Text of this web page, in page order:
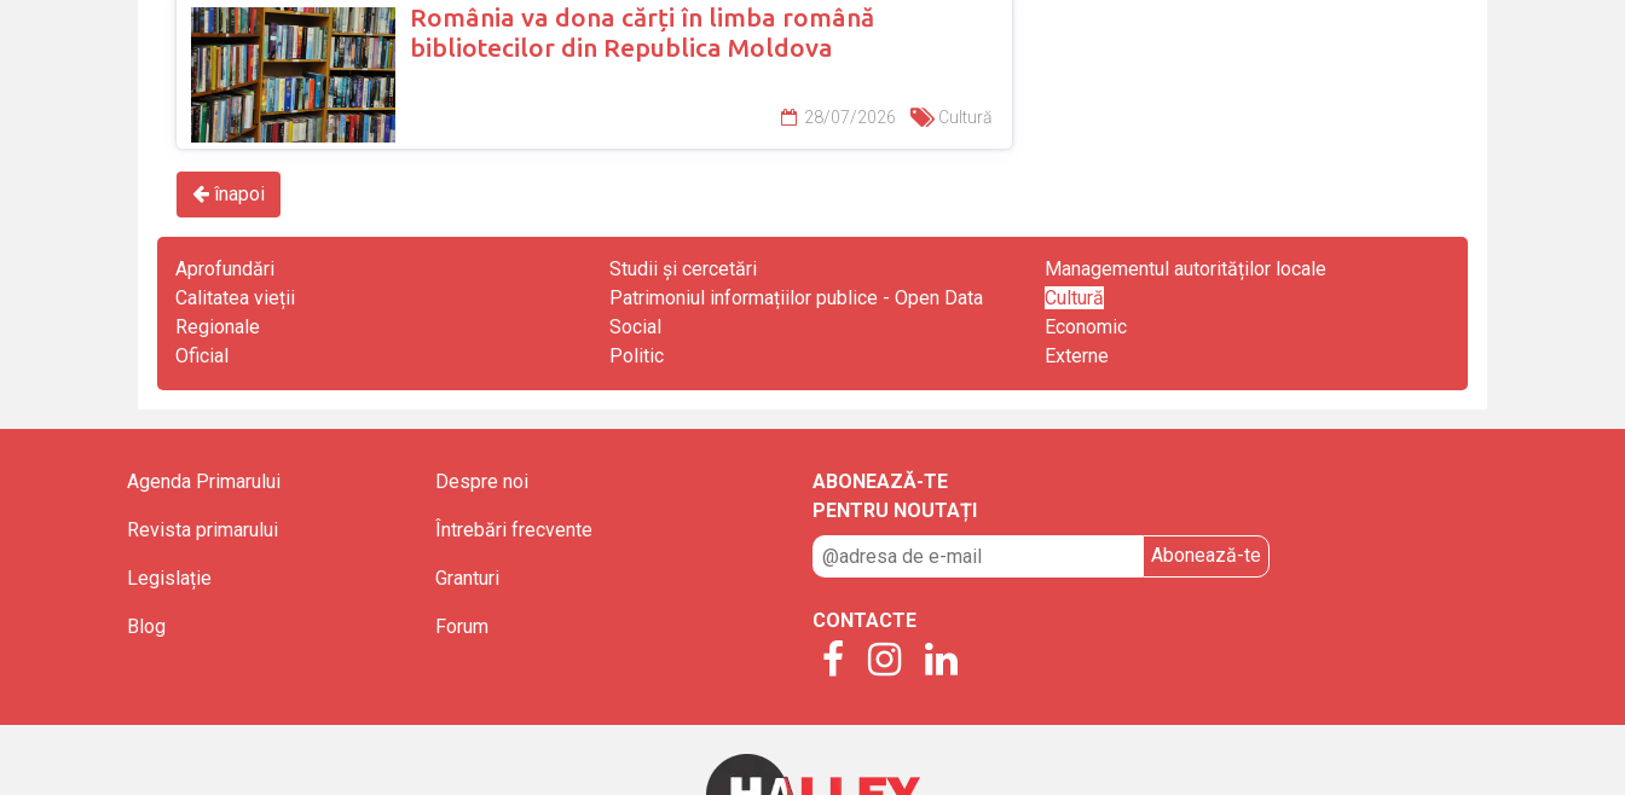
România va dona cărți în limba română
bibliotecilor din Republica Moldova
28/07/2026 Cultură
înapoi
Aprofundări Studii și cercetări
Managementul autorităților locale
Calitatea vieții
Patrimoniul informațiilor publice - Open Data
Cultură
Regionale
Social
Economic
Oficial
Politic Externe
Agenda Primarului Despre noi
Revista primarului Întrebări frecvente
Legislație Granturi
Blog Forum
ABONEAZĂ-TE
PENTRU NOUTAȚI
CONTACTE